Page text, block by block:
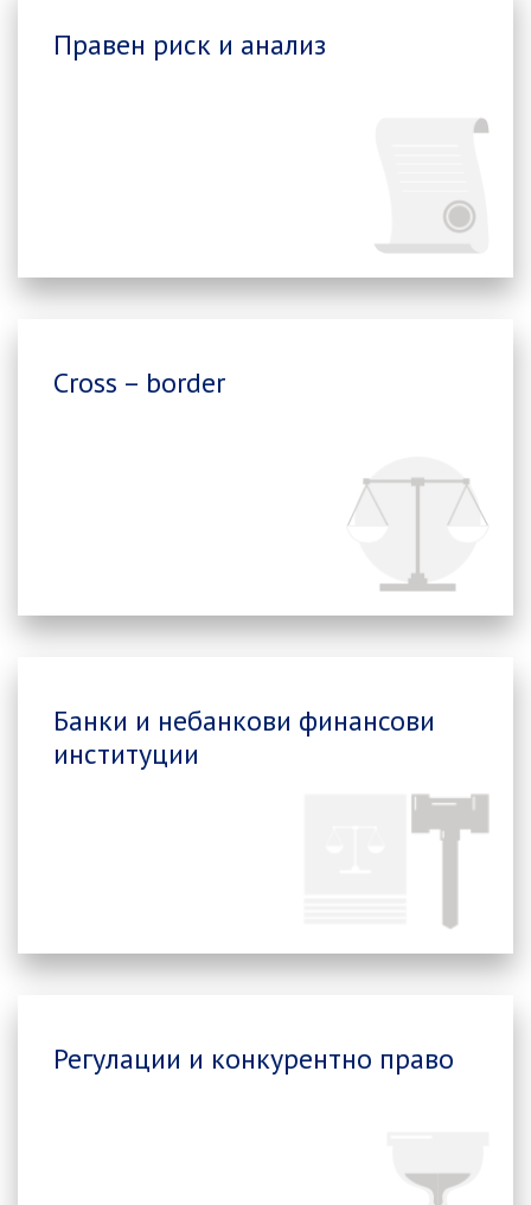
Правен риск и анализ
Cross – border
Банки и небанкови финансови
институции
Регулации и конкурентно право